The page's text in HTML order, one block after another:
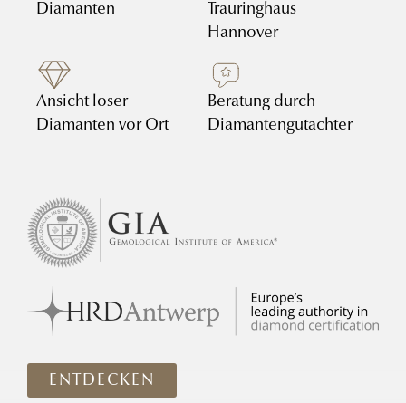
Diamanten
Trauringhaus
Hannover
Ansicht loser
Diamanten vor Ort
Beratung durch
Diamantengutachter
ENTDECKEN